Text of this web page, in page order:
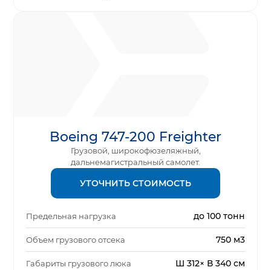
Boeing 747-200 Freighter
Грузовой, широкофюзеляжный,
дальнемагистральный самолет.
УТОЧНИТЬ СТОИМОСТЬ
Предельная нагрузка до 100 тонн
Объем грузового отсека 750 м3
Габариты грузового люка Ш 312× В 340 см